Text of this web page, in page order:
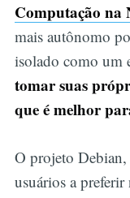
Computação na
mais autônomo
isolado como um
tomar suas
que é melhor
O projeto Debian,
usuários a preferir